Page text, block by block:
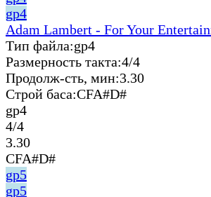
gp4
Adam Lambert - For Your
Тип файла:gp4
Размерность такта:4/4
Продолж-сть, мин:3.30
Строй баса:CFA#D#
gp4
4/4
3.30
CFA#D#
gp5
gp5